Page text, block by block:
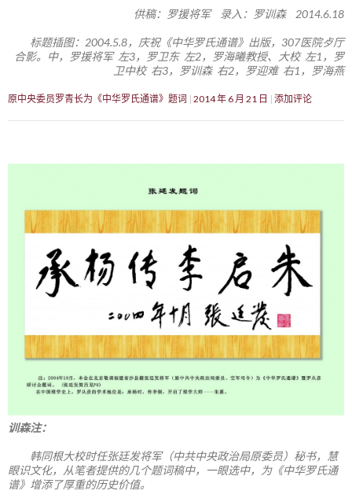
供稿：罗援将军 录入：罗训森 2014.6.18
标题插图：2004.5.8，庆祝《中华罗氏通谱》出版，307医院歺厅
合影。中，罗援将军 左3，罗卫东 左2，罗海曦教授、大校 左1，罗
卫中校 右3，罗训森 右2，罗迎难 右1，罗海燕
原中央委员罗青长为《中华罗氏通谱》题词 2014 年 6 月 21 日 添加评论
训森注：
韩同根大校时任张廷发将军（中共中央政治局原委员）秘书，慧
眼识文化，从笔者提供的几个题词稿中，一眼选中，为《中华罗氏通
谱》增添了厚重的历史价值。